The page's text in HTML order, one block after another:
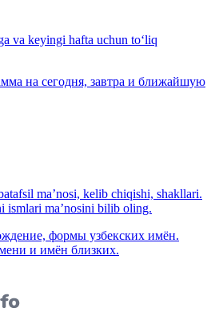
va keyingi hafta uchun to‘liq
на сегодня, завтра и ближайшую
ma’nosi, kelib chiqishi, shakllari.
ismlari ma’nosini bilib oling.
формы узбекских имён.
и имён близких.